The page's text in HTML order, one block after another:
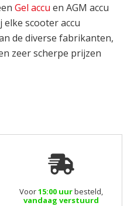
Gel accu en AGM accu
scooter accu
de diverse fabrikanten,
zeer scherpe prijzen
Voor15:00 uurbesteld,
vandaag verstuurd